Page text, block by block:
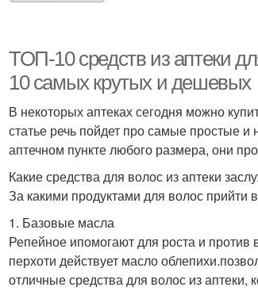
ТОП-10 средств из аптеки
10 самых крутых и дешевых
В некоторых аптеках сегодня можно
статье речь пойдет про самые простые
аптечном пункте любого размера, они
Какие средства для волос из аптеки
За какими продуктами для волос прийти
1. Базовые масла
Репейное ипомогают для роста и
перхоти действует масло
отличные средства для волос из аптеки,